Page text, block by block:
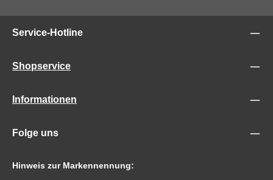
Service-Hotline
Shopservice
Informationen
Folge uns
Hinweis zur Markennennung: